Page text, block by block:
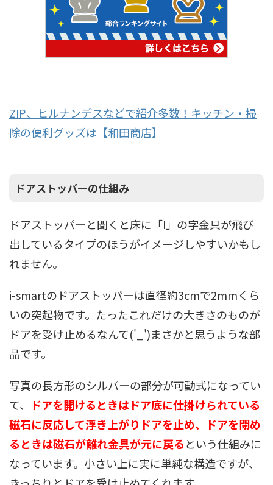
ZIP、ヒルナンデスなどで紹介多数！キッチン・掃
除の便利グッズは【和田商店】
ドアストッパーの仕組み
ドアストッパーと聞くと床に「I」の字金具が飛び
出しているタイプのほうがイメージしやすいかもし
れません。
i-smartのドアストッパーは直径約3cmで2mmくら
いの突起物です。たったこれだけの大きさのものが
ドアを受け止めるなんて('_')まさかと思うような部
品です。
写真の長方形のシルバーの部分が可動式になってい
て、
ドアを開けるときはドア底に仕掛けられている
磁石に反応して浮き上がりドアを止め、ドアを閉め
るときは磁石が離れ金具が元に戻るという仕組みに
なっています。小さい上に実に単純な構造ですが、